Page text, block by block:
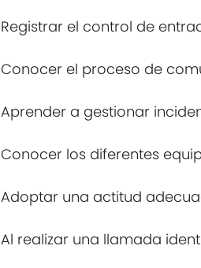
Registrar el control de
Conocer el proceso de
Aprender a gestionar
Conocer los diferentes
Adoptar una actitud
Al realizar una llamada